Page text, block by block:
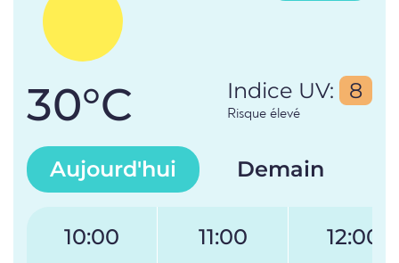
30°C Indice UV: 8
Risque élevé
Aujourd'hui Demain
10:00 11:00 12:00